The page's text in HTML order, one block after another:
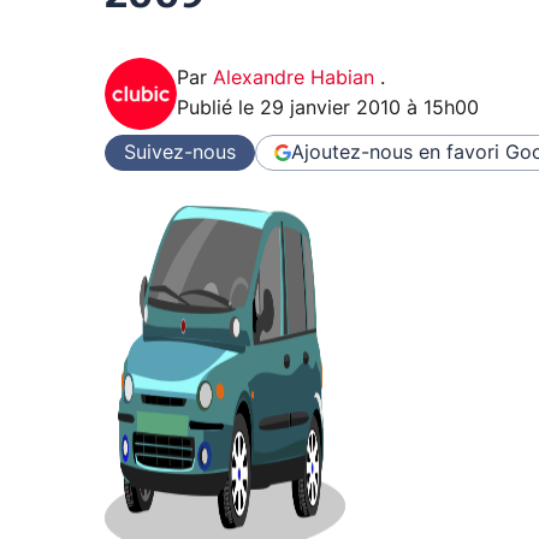
Par Alexandre Habian .
Publié le 29 janvier 2010 à 15h00
Suivez-nous Ajoutez-nous en favori